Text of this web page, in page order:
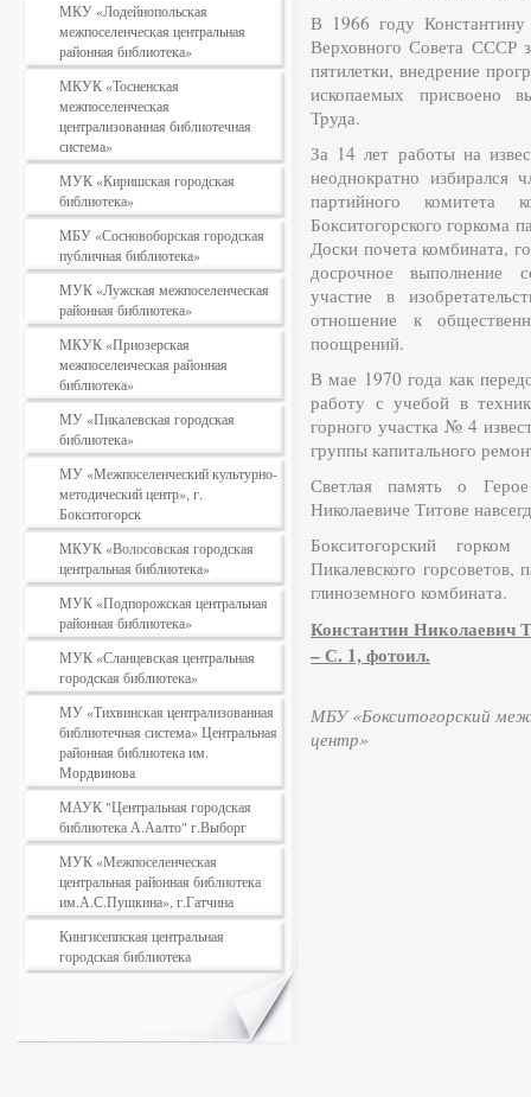
МКУ «Лодейнопольская
межпоселенческая центральная
районная библиотека»
МКУК «Тосненская
межпоселенческая
централизованная библиотечная
система»
МУК «Киришская городская
библиотека»
МБУ «Сосновоборская городская
публичная библиотека»
МУК «Лужская межпоселенческая
районная библиотека»
МКУК «Приозерская
межпоселенческая районная
библиотека»
МУ «Пикалевская городская
библиотека»
МУ «Межпоселенческий культурно-
методический центр», г.
Бокситогорск
МКУК «Волосовская городская
центральная библиотека»
МУК «Подпорожская центральная
районная библиотека»
МУК «Сланцевская центральная
городская библиотека»
МУ «Тихвинская централизованная
библиотечная система» Центральная
районная библиотека им.
Мордвинова
МАУК "Центральная городская
библиотека А.Аалто" г.Выборг
МУК «Межпоселенческая
центральная районная библиотека
им.А.С.Пушкина», г.Гатчина
Кингисеппская центральная
городская библиотека
В 1966 году
Верховного Совета СССР
пятилетки, внедрение
ископаемых присвоено
Труда.
За 14 лет работы на
неоднократно избирался
партийного
Бокситогорского горкома
Доски почета комбината,
досрочное выполнение
участие в
отношение к
поощрений.
В мае 1970 года как
работу с учебой в
горного участка № 4
группы капитального
Светлая память о Герое
Николаевиче Титове
Бокситогорский
Пикалевского горсоветов,
глиноземного комбината.
Константин Николаевич
– С. 1, фотоил.
МБУ «Бокситогорский
центр»